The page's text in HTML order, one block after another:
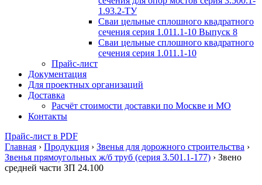
1.93.2-ТУ
Сваи цельные сплошного квадратного
сечения серия 1.011.1-10 Выпуск 8
Сваи цельные сплошного квадратного
сечения серия 1.011.1-10
Прайс-лист
Документация
Для проектных организаций
Доставка
Расчёт стоимости доставки по Москве и МО
Контакты
Прайс-лист в PDF
Главная › Продукция › Звенья для дорожного строительства ›
Звенья прямоугольных ж/б труб (cерия 3.501.1-177) › Звено
средней части ЗП 24.100